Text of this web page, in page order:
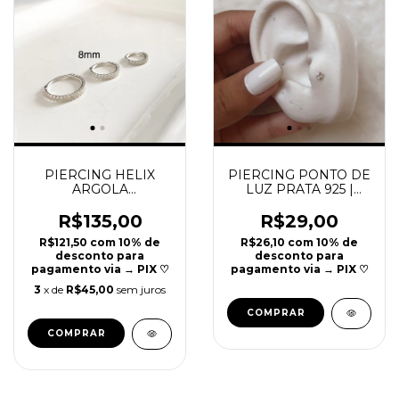
PIERCING HELIX
ARGOLA
925 | 8MM | REF P30
R$135,00
R$121,50 com 10% de
desconto para
pagamento via → PIX ♡
3 x de R$45,00 sem juros
COMPRAR
PIERCING PONTO DE
LUZ PRATA 925 |
R$29,00
R$26,10 com 10% de
desconto para
pagamento via → PIX ♡